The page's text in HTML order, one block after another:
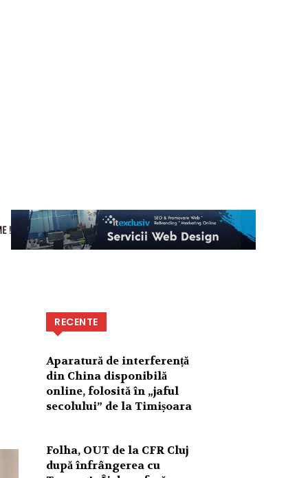
RECENTE
Aparatură de interferență
din China disponibilă
online, folosită în „jaful
secolului” de la Timișoara
Folha, OUT de la CFR Cluj
după înfrângerea cu